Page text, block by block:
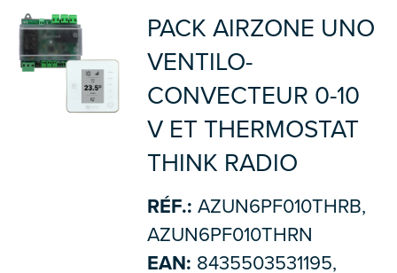
PACK AIRZONE UNO
VENTILO-
CONVECTEUR 0-10
V ET THERMOSTAT
THINK RADIO
RÉF.: AZUN6PF010THRB,
AZUN6PF010THRN
EAN: 8435503531195,